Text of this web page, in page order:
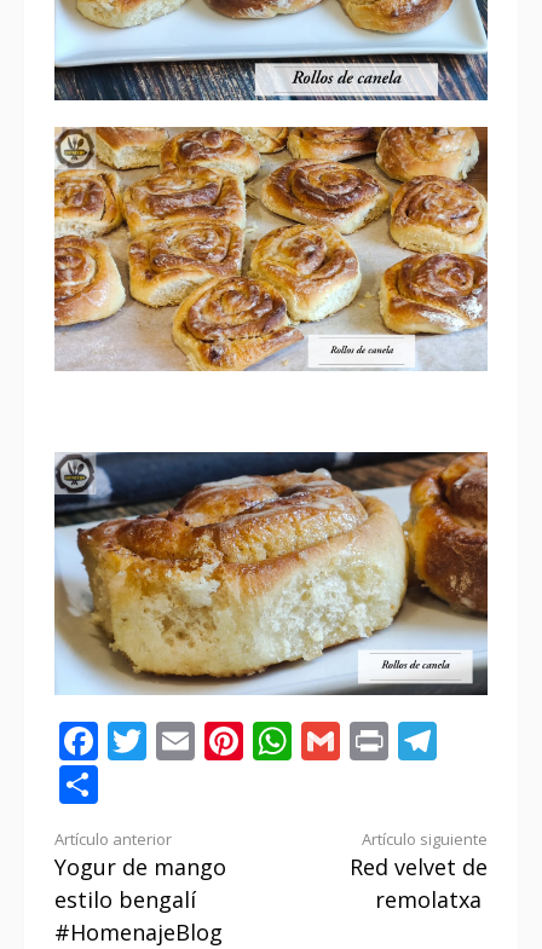
Facebook
Twitter
EmailPinterest
WhatsApp
Gmail
Print
Seguir
leyendo
Artículo anterior
Yogur de mango
estilo bengalí
#HomenajeBlog
Artículo siguiente
Red velvet de
remolatxa